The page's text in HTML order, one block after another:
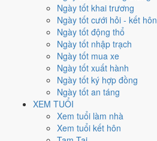
Ngày tốt khai trương
Ngày tốt cưới hỏi - kết hôn
Ngày tốt động thổ
Ngày tốt nhập trạch
Ngày tốt mua xe
Ngày tốt xuất hành
Ngày tốt ký hợp đồng
Ngày tốt an táng
XEM TUỔI
Xem tuổi làm nhà
Xem tuổi kết hôn
Tháng 8 năm 2026
Tháng 7 âm năm 2026
Tiết Lập Thu
Mậu Tý